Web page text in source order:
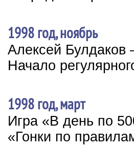
1998 год, ноябрь
Алексей Булдаков
Начало
1998 год, март
Игра «В день по
«Гонки по